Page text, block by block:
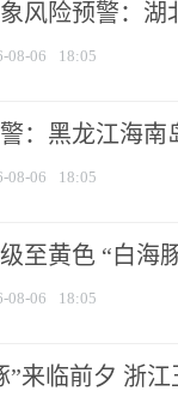
风险预警：湖
08-06 18:05
：黑龙江海
08-06 18:05
至黄色 “白海
08-06 18:05
”来临前夕 浙